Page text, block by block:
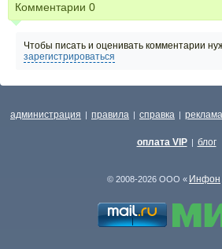
Комментарии 0
Чтобы писать и оценивать комментарии
зарегистрироваться
администрация | правила | справка | реклама
оплата VIP | блог
© 2008-2026 ООО « Инфон